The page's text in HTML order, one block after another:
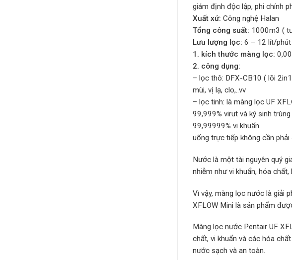
giám định độc lập, phi chính
Xuất xứ: Công nghệ Halan
Tổng công suất: 1000m3 (
Lưu lượng lọc: 6 – 12 lít/phút
1. kích thước màng lọc:
2. công dụng:
– lọc thô: DFX-CB10 ( lõi
mùi, vị lạ, clo,..vv
– lọc tinh: là màng lọc UF
99,999% virut và ký sinh trùng
99,99999% vi khuẩn
uống trực tiếp không cần phải
Nước là một tài nguyên quý
nhiễm như vi khuẩn, hóa
Vì vậy, màng lọc nước là giải
XFLOW Mini là sản phẩm
Màng lọc nước Pentair UF
chất, vi khuẩn và các hóa
nước sạch và an toàn.